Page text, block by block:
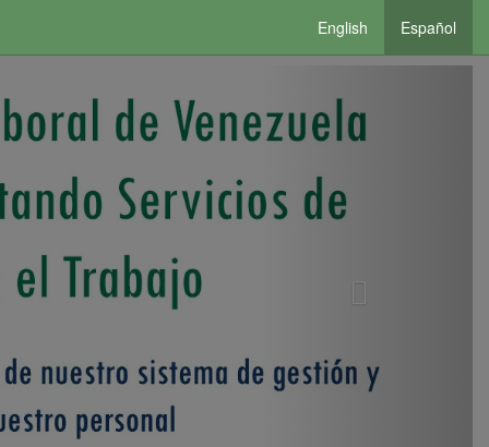
English Español